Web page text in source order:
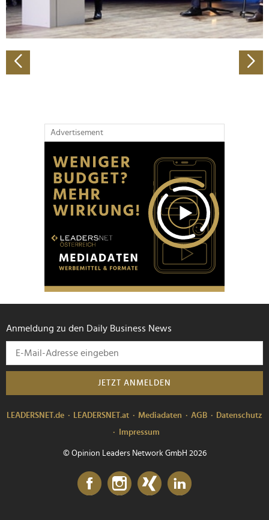
zu können und die Zugriffe auf unsere Website zu
analysieren. Außerdem geben wir Informationen zu Ihrer
Verwendung unserer Website an unsere Partner für
Partner führen diese Informationen möglicherweise mit
weiteren Daten zusammen, die Sie ihnen bereitgestellt
Advertisement
Anmeldung zu den Daily Business News
JETZT ANMELDEN
LEADERSNET.de LEADERSNET.at Mediadaten AGB
Datenschutz
Impressum
© Opinion Leaders Network GmbH 2026